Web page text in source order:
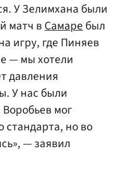
У Зелимхана были
матч вСамаребыл
игру, где Пиняев
— мы хотели
давления
У нас были
мог
стандарта, но во
— заявил